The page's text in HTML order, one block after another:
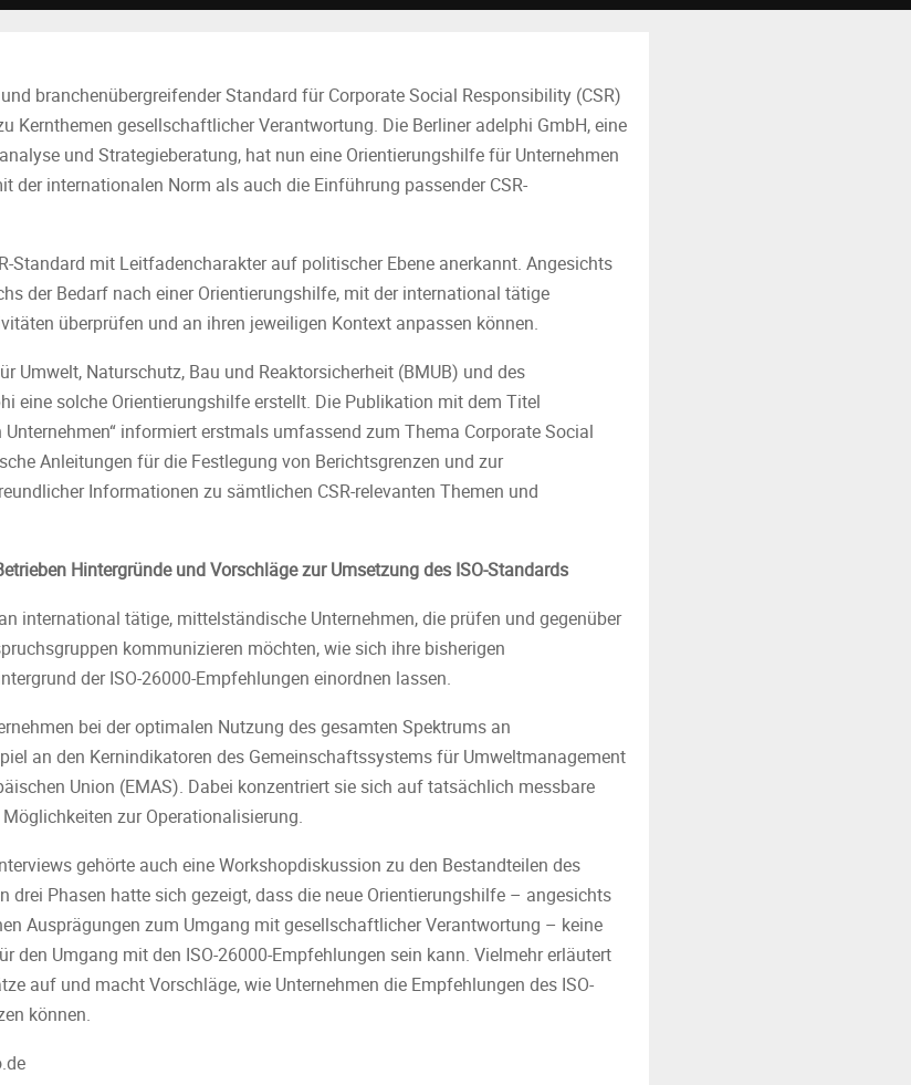
branchenübergreifender Standard für Corporate Social Responsibility (CSR)
Kernthemen gesellschaftlicher Verantwortung. Die Berliner adelphi GmbH, eine
und Strategieberatung, hat nun eine Orientierungshilfe für Unternehmen
der internationalen Norm als auch die Einführung passender CSR-
Standard mit Leitfadencharakter auf politischer Ebene anerkannt. Angesichts
der Bedarf nach einer Orientierungshilfe, mit der international tätige
überprüfen und an ihren jeweiligen Kontext anpassen können.
Umwelt, Naturschutz, Bau und Reaktorsicherheit (BMUB) und des
eine solche Orientierungshilfe erstellt. Die Publikation mit dem Titel
informiert erstmals umfassend zum Thema Corporate Social
Anleitungen für die Festlegung von Berichtsgrenzen und zur
Informationen zu sämtlichen CSR-relevanten Themen und
Hintergründe und Vorschläge zur Umsetzung des ISO-Standards
international tätige, mittelständische Unternehmen, die prüfen und gegenüber
kommunizieren möchten, wie sich ihre bisherigen
der ISO-26000-Empfehlungen einordnen lassen.
bei der optimalen Nutzung des gesamten Spektrums an
an den Kernindikatoren des Gemeinschaftssystems für Umweltmanagement
Union (EMAS). Dabei konzentriert sie sich auf tatsächlich messbare
zur Operationalisierung.
gehörte auch eine Workshopdiskussion zu den Bestandteilen des
drei Phasen hatte sich gezeigt, dass die neue Orientierungshilfe – angesichts
Ausprägungen zum Umgang mit gesellschaftlicher Verantwortung – keine
den Umgang mit den ISO-26000-Empfehlungen sein kann. Vielmehr erläutert
auf und macht Vorschläge, wie Unternehmen die Empfehlungen des ISO-
können.